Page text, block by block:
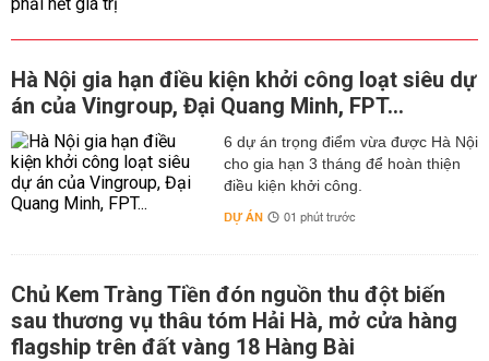
Hà Nội gia hạn điều kiện khởi công loạt siêu dự
án của Vingroup, Đại Quang Minh, FPT...
6 dự án trọng điểm vừa được Hà Nội
cho gia hạn 3 tháng để hoàn thiện
điều kiện khởi công.
DỰ ÁN 01 phút trước
Chủ Kem Tràng Tiền đón nguồn thu đột biến
sau thương vụ thâu tóm Hải Hà, mở cửa hàng
flagship trên đất vàng 18 Hàng Bài